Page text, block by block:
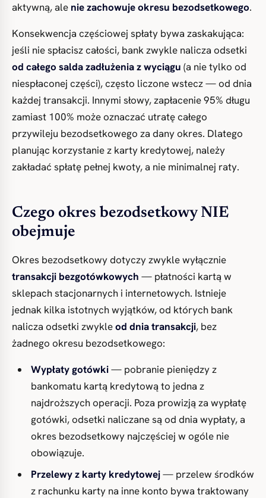
aktywną, ale nie zachowuje okresu bezodsetkowego.
Konsekwencja częściowej spłaty bywa zaskakująca:
jeśli nie spłacisz całości, bank zwykle nalicza odsetki
od całego salda zadłużenia z wyciągu (a nie tylko od
niespłaconej części), często liczone wstecz — od dnia
każdej transakcji. Innymi słowy, zapłacenie 95% długu
zamiast 100% może oznaczać utratę całego
przywileju bezodsetkowego za dany okres. Dlatego
planując korzystanie z karty kredytowej, należy
zakładać spłatę pełnej kwoty, a nie minimalnej raty.
Czego okres bezodsetkowy NIE
obejmuje
Okres bezodsetkowy dotyczy zwykle wyłącznie
transakcji bezgotówkowych — płatności kartą w
sklepach stacjonarnych i internetowych. Istnieje
jednak kilka istotnych wyjątków, od których bank
nalicza odsetki zwykleod dnia transakcji, bez
żadnego okresu bezodsetkowego:
Wypłaty gotówki— pobranie pieniędzy z
bankomatu kartą kredytową to jedna z
najdroższych operacji. Poza prowizją za wypłatę
gotówki, odsetki naliczane są od dnia wypłaty, a
okres bezodsetkowy najczęściej w ogóle nie
obowiązuje.
Przelewy z karty kredytowej— przelew środków
z rachunku karty na inne konto bywa traktowany